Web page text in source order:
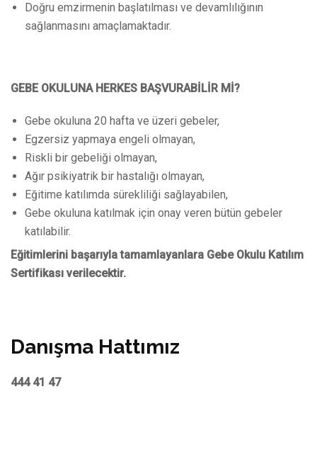
Doğru emzirmenin başlatılması ve devamlılığının
sağlanmasını amaçlamaktadır.
GEBE OKULUNA HERKES BAŞVURABİLİR Mİ?
Gebe okuluna 20 hafta ve üzeri gebeler,
Egzersiz yapmaya engeli olmayan,
Riskli bir gebeliği olmayan,
Ağır psikiyatrik bir hastalığı olmayan,
Eğitime katılımda sürekliliği sağlayabilen,
Gebe okuluna katılmak için onay veren bütün gebeler
katılabilir.
Eğitimlerini başarıyla tamamlayanlara Gebe Okulu Katılım
Sertifikası verilecektir.
Danışma Hattımız
444 41 47